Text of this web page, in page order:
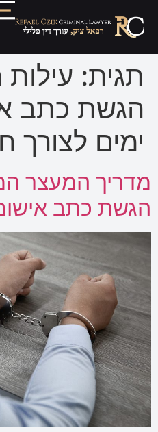
תגית:
הגשת כתב
ימים לצורך
מדריך המעצר
הגשת כתב